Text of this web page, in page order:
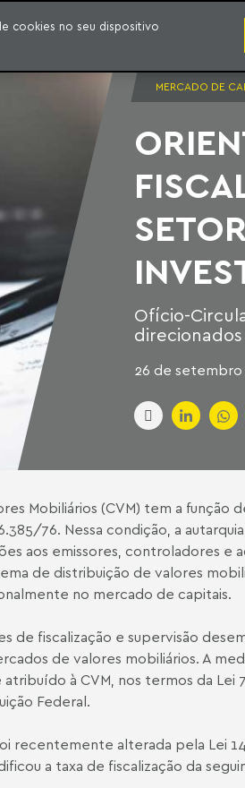
SÉRIES PUBLICAÇÕES
MERCADO DE
Ofício-
26 de
Mobiliários (CVM) tem a
76. Nessa condição, a
aos emissores, controladores e
de distribuição de valores
no mercado de capitais.
de fiscalização e supervisão
de valores mobiliários. A
à CVM, nos termos da Lei
Federal.
recentemente alterada pela Lei
a taxa de fiscalização da
cookies no seu dispositivo